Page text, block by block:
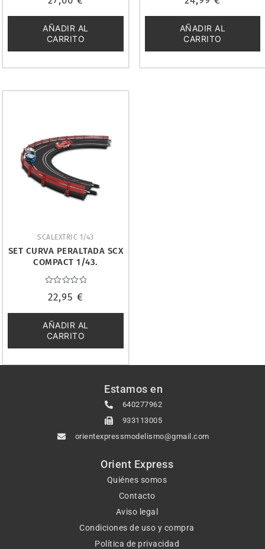
con
de
5
AÑADIR AL
CARRITO
con
de
5
AÑADIR AL
CARRITO
SCALEXTRIC 1/43
SET CURVA PERALTADA SCX
COMPACT 1/43.
SCALEXTRIC C10471X200
con
de
5
22,95 €
AÑADIR AL
CARRITO
Estamos en
640277962
933113005
orientexpressmodelismo@gmail.com
Orient Express
Quiénes somos
Contacto
Aviso legal
Condiciones de uso y compra
Política de privacidad